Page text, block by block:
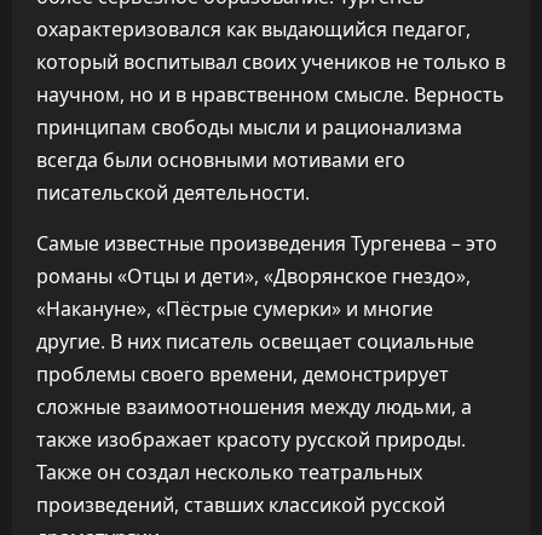
охарактеризовался как выдающийся педагог,
который воспитывал своих учеников не только в
научном, но и в нравственном смысле. Верность
принципам свободы мысли и рационализма
всегда были основными мотивами его
писательской деятельности.
Самые известные произведения Тургенева – это
романы «Отцы и дети», «Дворянское гнездо»,
«Накануне», «Пёстрые сумерки» и многие
другие. В них писатель освещает социальные
проблемы своего времени, демонстрирует
сложные взаимоотношения между людьми, а
также изображает красоту русской природы.
Также он создал несколько театральных
произведений, ставших классикой русской